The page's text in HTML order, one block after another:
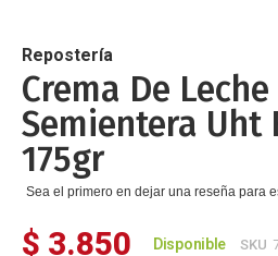
de
la
galería
de
imágenes
Repostería
Crema De
Semientera Uht
175gr
Sea el primero en dejar una reseña para
$ 3.850 Disponible SKU